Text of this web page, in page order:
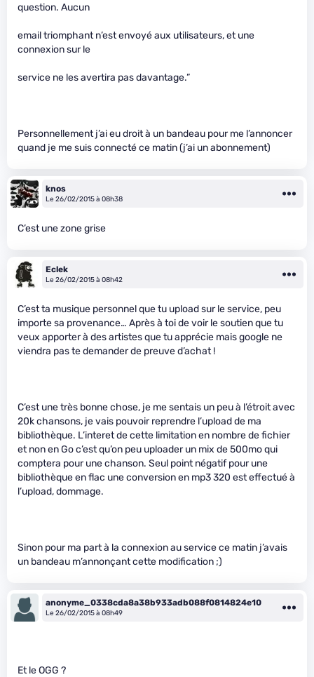
question. Aucun
email triomphant n’est envoyé aux utilisateurs, et une
connexion sur le
service ne les avertira pas davantage.”
Personnellement j’ai eu droit à un bandeau pour me l’annoncer
quand je me suis connecté ce matin (j’ai un abonnement)
knos
Le 26/02/2015 à 08h38
C’est une zone grise
Eclek
Le 26/02/2015 à 08h42
C’est ta musique personnel que tu upload sur le service, peu
importe sa provenance… Après à toi de voir le soutien que tu
veux apporter à des artistes que tu apprécie mais google ne
viendra pas te demander de preuve d’achat !
C’est une très bonne chose, je me sentais un peu à l’étroit avec
20k chansons, je vais pouvoir reprendre l’upload de ma
bibliothèque. L’interet de cette limitation en nombre de fichier
et non en Go c’est qu’on peu uploader un mix de 500mo qui
comptera pour une chanson. Seul point négatif pour une
bibliothèque en flac une conversion en mp3 320 est effectué à
l’upload, dommage.
Sinon pour ma part à la connexion au service ce matin j’avais
un bandeau m’annonçant cette modification ;)
anonyme_0338cda8a38b933adb088f0814824e10
Le 26/02/2015 à 08h49
Et le OGG ?